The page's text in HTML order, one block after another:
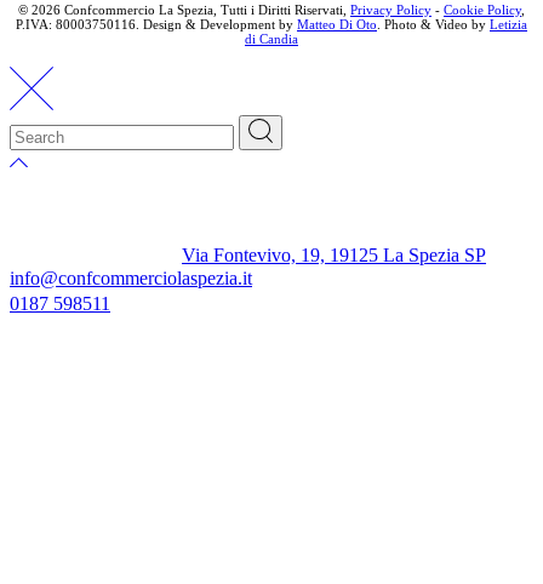
© 2026 Confcommercio La Spezia, Tutti i Diritti Riservati, Privacy Policy - Cookie Policy,
P.IVA: 80003750116. Design & Development by Matteo Di Oto . Photo & Video by Letizia
di Candia
Via Fontevivo, 19, 19125 La Spezia SP
info@confcommerciolaspezia.it
0187 598511